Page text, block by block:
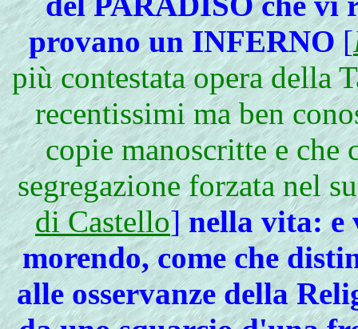
provano un INFERNO[
più contestata opera della
recentissimi ma ben
copie manoscritte e che
segregazione forzata nel
di Castello]nella vita: e
morendo, come che
alle osservanze della